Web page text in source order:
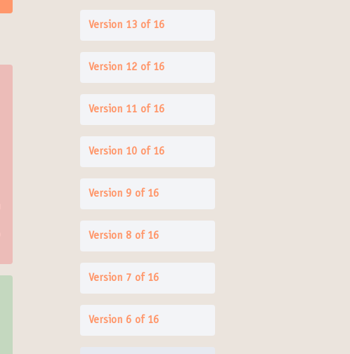
Version 13 of 16
Version 12 of 16
Version 11 of 16
Version 10 of 16
Version 9 of 16
Version 8 of 16
Version 7 of 16
Version 6 of 16